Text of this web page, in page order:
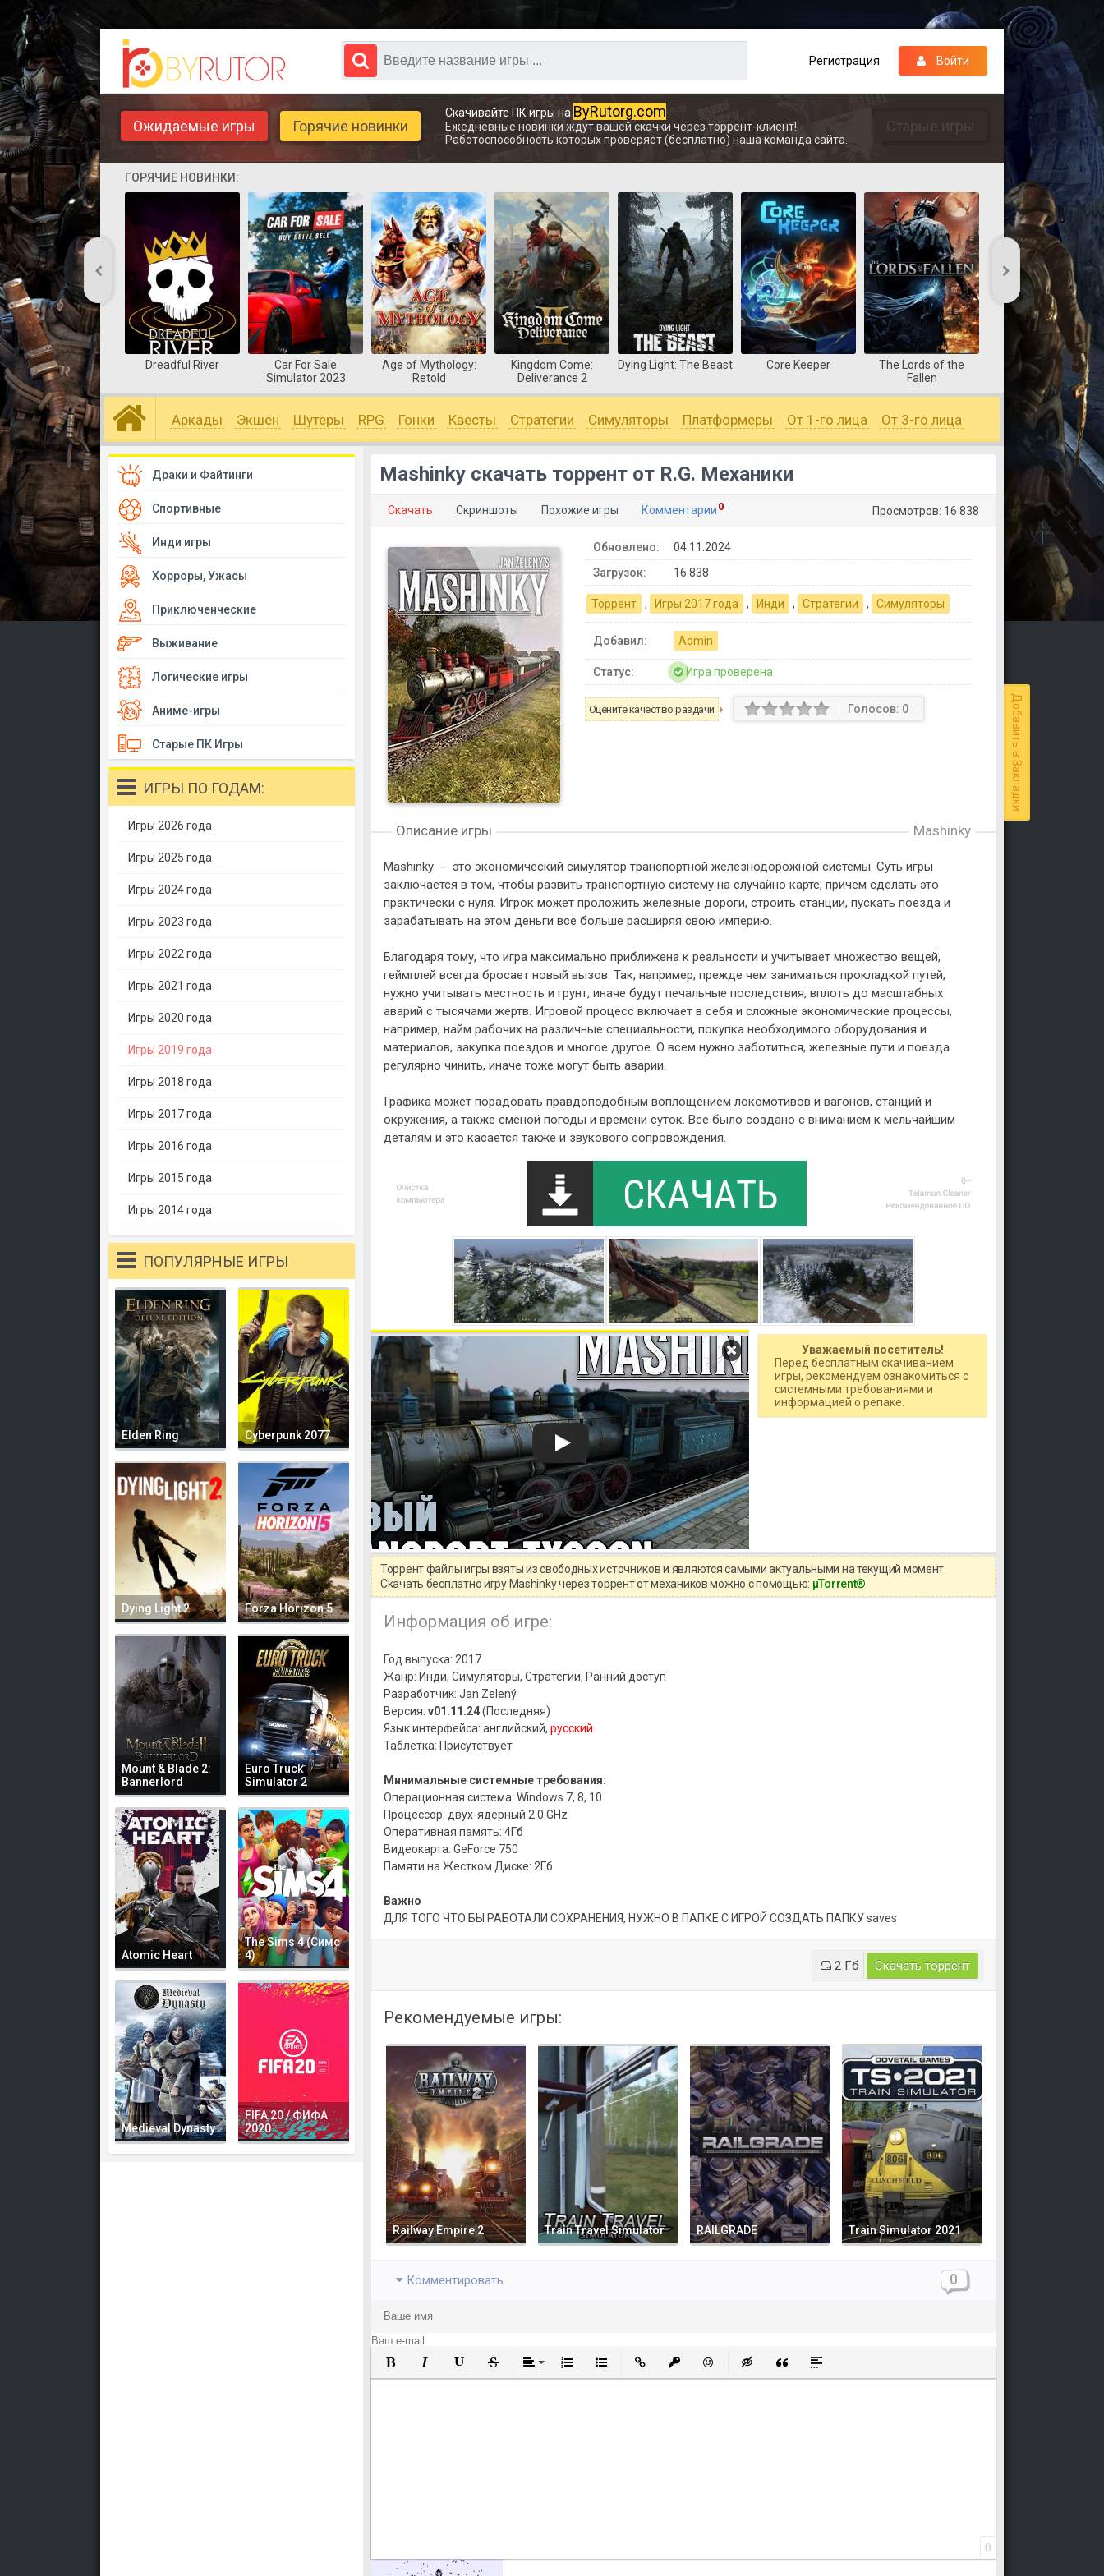
Регистрация Войти
Ожидаемые игры Горячие новинки Старые игры
Скачивайте ПК игры на ByRutorg.com
Ежедневные новинки ждут вашей скачки через торрент-клиент!
Работоспособность которых проверяет (бесплатно) наша команда сайта.
ГОРЯЧИЕ НОВИНКИ:
Dreadful River
Car For Sale
Simulator 2023
Age of Mythology:
Retold
Kingdom Come:
Deliverance 2
Dying Light: The Beast Core Keeper
The Lords of the
Fallen
REANIMAL
Аркады Экшен Шутеры RPG Гонки Квесты Стратегии Симуляторы Платформеры От 1-го лица От 3-го лица
Добавить в Закладки
Mashinky скачать торрент от R.G. Механики
Скачать Скриншоты Похожие игры Комментарии 0 Просмотров: 16 838
Обновлено:
04.11.2024
Загрузок:
16 838
Торрент , Игры 2017 года , Инди , Стратегии , Симуляторы
Добавил: Admin
Статус: Игра проверена
Оцените качество раздачи Голосов: 0
Описание игры Mashinky
Mashinky － это экономический симулятор транспортной железнодорожной системы. Суть игры
заключается в том, чтобы развить транспортную систему на случайно карте, причем сделать это
практически с нуля. Игрок может проложить железные дороги, строить станции, пускать поезда и
зарабатывать на этом деньги все больше расширяя свою империю.
Благодаря тому, что игра максимально приближена к реальности и учитывает множество вещей,
геймплей всегда бросает новый вызов. Так, например, прежде чем заниматься прокладкой путей,
нужно учитывать местность и грунт, иначе будут печальные последствия, вплоть до масштабных
аварий с тысячами жертв. Игровой процесс включает в себя и сложные экономические процессы,
например, найм рабочих на различные специальности, покупка необходимого оборудования и
материалов, закупка поездов и многое другое. О всем нужно заботиться, железные пути и поезда
регулярно чинить, иначе тоже могут быть аварии.
Графика может порадовать правдоподобным воплощением локомотивов и вагонов, станций и
окружения, а также сменой погоды и времени суток. Все было создано с вниманием к мельчайшим
деталям и это касается также и звукового сопровождения.
Уважаемый посетитель!
Перед бесплатным скачиванием
игры, рекомендуем ознакомиться с
системными требованиями и
информацией о репаке.
Торрент файлы игры взяты из свободных источников и являются самыми актуальными на текущий момент.
Скачать бесплатно игру Mashinky через торрент от механиков можно с помощью: μTorrent®
Информация об игре:
Год выпуска: 2017
Жанр: Инди, Симуляторы, Стратегии, Ранний доступ
Разработчик: Jan Zelený
Версия: v01.11.24(Последняя)
Язык интерфейса: английский, русский
Таблетка: Присутствует
Минимальные системные требования:
Операционная система: Windows 7, 8, 10
Процессор: двух-ядерный 2.0 GHz
Оперативная память: 4Гб
Видеокарта: GeForce 750
Памяти на Жестком Диске: 2Гб
Важно
ДЛЯ ТОГО ЧТО БЫ РАБОТАЛИ СОХРАНЕНИЯ, НУЖНО В ПАПКЕ С ИГРОЙ СОЗДАТЬ ПАПКУ saves
2 Гб Скачать торрент
Рекомендуемые игры:
Railway Empire 2 Train Travel Simulator RAILGRADE Train Simulator 2021
Комментировать 0
Полужирный
КурсивПодчеркнутый
ЗачеркнутыйВыравнивание
Нумерованный список
Маркированный список
Вставить ссылку
Вставить защищенную ссылку
Вставить смайлик
Вставка скрытого текста
Вставка цитаты
Вставка спойлера
0
Драки и Файтинги
Спортивные
Инди игры
Хорроры, Ужасы
Приключенческие
Выживание
Логические игры
Аниме-игры
Старые ПК Игры
ИГРЫ ПО ГОДАМ:
Игры 2026 года
Игры 2025 года
Игры 2024 года
Игры 2023 года
Игры 2022 года
Игры 2021 года
Игры 2020 года
Игры 2019 года
Игры 2018 года
Игры 2017 года
Игры 2016 года
Игры 2015 года
Игры 2014 года
ПОПУЛЯРНЫЕ ИГРЫ
Elden Ring Cyberpunk 2077
Dying Light 2 Forza Horizon 5
Mount & Blade 2:
Bannerlord
Euro Truck
Simulator 2
Atomic Heart
The Sims 4 (Симс
4)
Medieval Dynasty
FIFA 20 / ФИФА
2020